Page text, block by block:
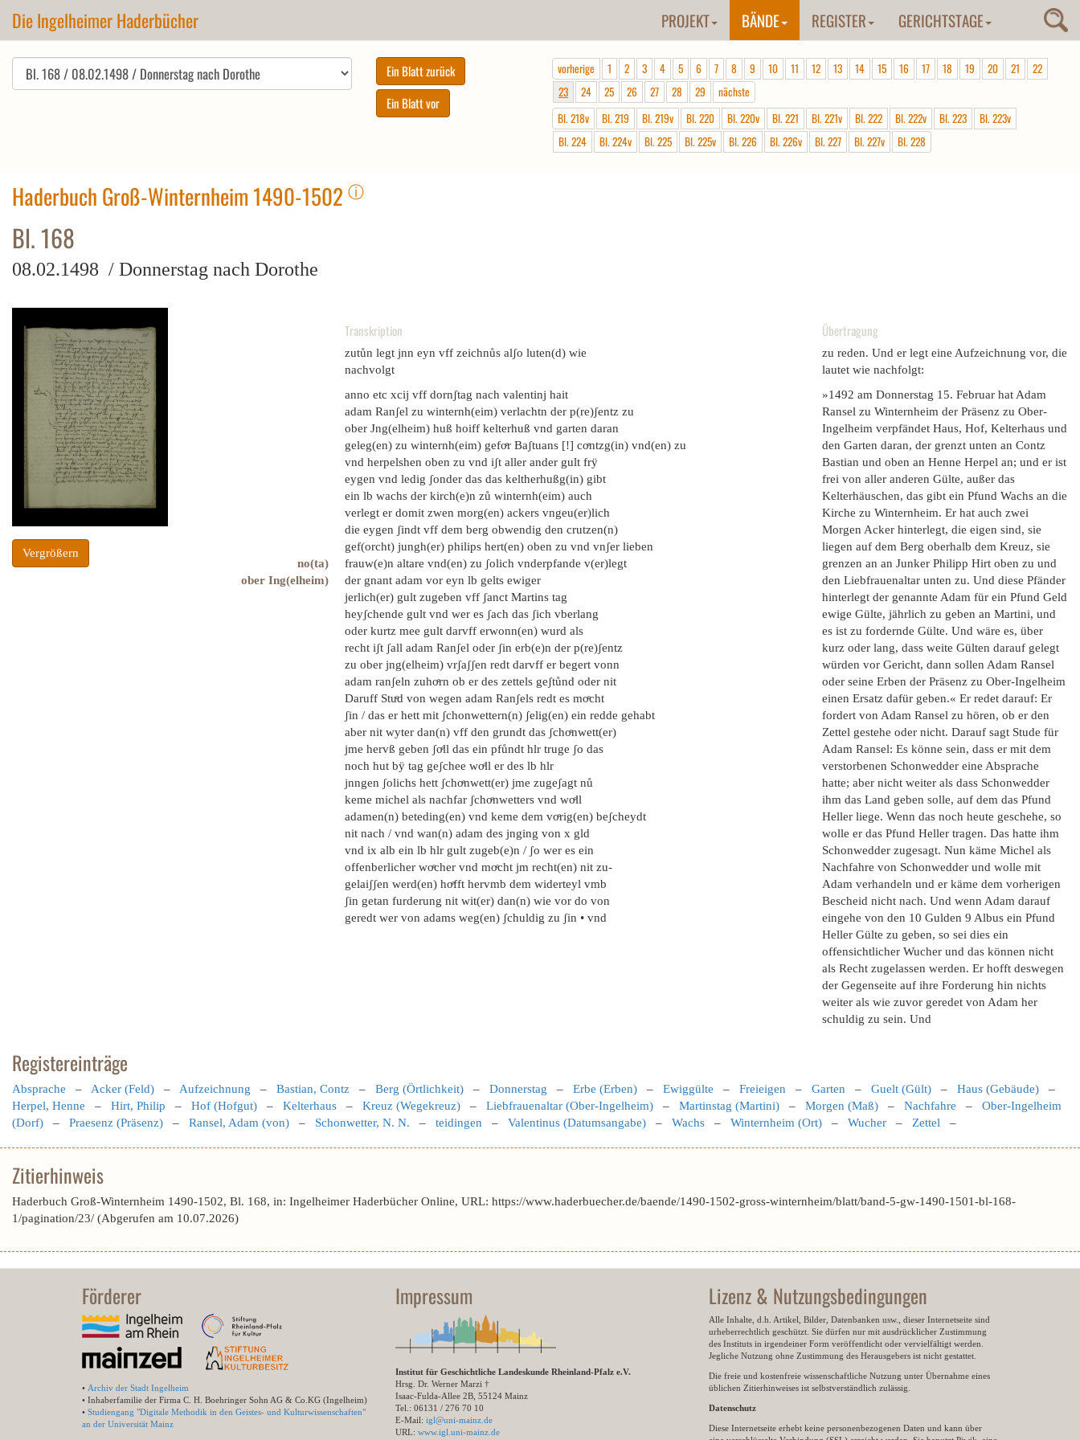
Die Ingelheimer Haderbücher PROJEKT BÄNDE REGISTER GERICHTSTAGE
vorherige 1 2 3 4 5 6 7 8 9 10 11 12 13 14 15 16 17 18 19 20 21
22
23
24 25 26 27 28 29
nächste
Bl. 218v
Bl. 219 Bl. 219v Bl. 220 Bl. 220v Bl. 221 Bl. 221v Bl. 222 Bl. 222v Bl. 223
Bl. 223v
Bl. 224
Bl. 224v Bl. 225 Bl. 225v Bl. 226 Bl. 226v Bl. 227 Bl. 227v Bl. 228
Haderbuch Groß-Winternheim 1490-1502 ⓘ
Bl. 168
08.02.1498 / Donnerstag nach Dorothe
Vergrößern
Transkription
zutůn legt jnn eyn vff zeichnůs alʃo luten(d) wie
nachvolgt
anno etc xcij vff dornʃtag nach valentinj hait
adam Ranʃel zu winternh(eim) verlachtn der p(re)ʃentz zu
ober Jng(elheim) huß hoiff kelterhuß vnd garten daran
geleg(en) zu winternh(eim) gefoͤr Baʃtuans [!] coͤntzg(in) vnd(en) zu
vnd herpelshen oben zu vnd iʃt aller ander gult frÿ
eygen vnd ledig ʃonder das das keltherhußg(in) gibt
ein lb wachs der kirch(e)n zů winternh(eim) auch
verlegt er domit zwen morg(en) ackers vngeu(er)lich
die eygen ʃindt vff dem berg obwendig den crutzen(n)
gef(orcht) jungh(er) philips hert(en) oben zu vnd vnʃer lieben
no(ta)
frauw(e)n altare vnd(en) zu ʃolich vnderpfande v(er)legt
ober Ing(elheim)
der gnant adam vor eyn lb gelts ewiger
jerlich(er) gult zugeben vff ʃanct Martins tag
heyʃchende gult vnd wer es ʃach das ʃich vberlang
oder kurtz mee gult darvff erwonn(en) wurd als
recht iʃt ʃall adam Ranʃel oder ʃin erb(e)n der p(re)ʃentz
zu ober jng(elheim) vrʃaʃʃen redt darvff er begert vonn
adam ranʃeln zuhoͤrn ob er des zettels geʃtůnd oder nit
Daruff Stuͤd von wegen adam Ranʃels redt es moͤcht
ʃin / das er hett mit ʃchonwettern(n) ʃelig(en) ein redde gehabt
aber nit wyter dan(n) vff den grundt das ʃchoͤnwett(er)
jme hervß geben ʃoͤll das ein pfůndt hlr truge ʃo das
noch hut bÿ tag geʃchee woͤll er des lb hlr
jnngen ʃolichs hett ʃchoͤnwett(er) jme zugeʃagt nů
keme michel als nachfar ʃchoͤnwetters vnd woͤll
adamen(n) beteding(en) vnd keme dem voͤrig(en) beʃcheydt
nit nach / vnd wan(n) adam des jnging von x gld
vnd ix alb ein lb hlr gult zugeb(e)n / ʃo wer es ein
offenberlicher woͤcher vnd moͤcht jm recht(en) nit zu-
gelaiʃʃen werd(en) hoͤfft hervmb dem widerteyl vmb
ʃin getan furderung nit wit(er) dan(n) wie vor do von
geredt wer von adams weg(en) ʃchuldig zu ʃin • vnd
Übertragung
zu reden. Und er legt eine Aufzeichnung vor, die
lautet wie nachfolgt:
»1492 am Donnerstag 15. Februar hat Adam
Ransel zu Winternheim der Präsenz zu Ober-
Ingelheim verpfändet Haus, Hof, Kelterhaus und
den Garten daran, der grenzt unten an Contz
Bastian und oben an Henne Herpel an; und er ist
frei von aller anderen Gülte, außer das
Kelterhäuschen, das gibt ein Pfund Wachs an die
Kirche zu Winternheim. Er hat auch zwei
Morgen Acker hinterlegt, die eigen sind, sie
liegen auf dem Berg oberhalb dem Kreuz, sie
grenzen an an Junker Philipp Hirt oben zu und
den Liebfrauenaltar unten zu. Und diese Pfänder
hinterlegt der genannte Adam für ein Pfund Geld
ewige Gülte, jährlich zu geben an Martini, und
es ist zu fordernde Gülte. Und wäre es, über
kurz oder lang, dass weite Gülten darauf gelegt
würden vor Gericht, dann sollen Adam Ransel
oder seine Erben der Präsenz zu Ober-Ingelheim
einen Ersatz dafür geben.« Er redet darauf: Er
fordert von Adam Ransel zu hören, ob er den
Zettel gestehe oder nicht. Darauf sagt Stude für
Adam Ransel: Es könne sein, dass er mit dem
verstorbenen Schonwedder eine Absprache
hatte; aber nicht weiter als dass Schonwedder
ihm das Land geben solle, auf dem das Pfund
Heller liege. Wenn das noch heute geschehe, so
wolle er das Pfund Heller tragen. Das hatte ihm
Schonwedder zugesagt. Nun käme Michel als
Nachfahre von Schonwedder und wolle mit
Adam verhandeln und er käme dem vorherigen
Bescheid nicht nach. Und wenn Adam darauf
eingehe von den 10 Gulden 9 Albus ein Pfund
Heller Gülte zu geben, so sei dies ein
offensichtlicher Wucher und das können nicht
als Recht zugelassen werden. Er hofft deswegen
der Gegenseite auf ihre Forderung hin nichts
weiter als wie zuvor geredet von Adam her
schuldig zu sein. Und
Registereinträge
Absprache – Acker (Feld) – Aufzeichnung – Bastian, Contz – Berg (Örtlichkeit) – Donnerstag – Erbe (Erben) – Ewiggülte – Freieigen – Garten – Guelt (Gült) – Haus (Gebäude) –
Herpel, Henne – Hirt, Philip – Hof (Hofgut) – Kelterhaus – Kreuz (Wegekreuz) – Liebfrauenaltar (Ober-Ingelheim) – Martinstag (Martini) – Morgen (Maß) – Nachfahre – Ober-Ingelheim
(Dorf) – Praesenz (Präsenz) – Ransel, Adam (von) – Schonwetter, N. N. – teidingen – Valentinus (Datumsangabe) – Wachs – Winternheim (Ort) – Wucher – Zettel –
Zitierhinweis
Haderbuch Groß-Winternheim 1490-1502, Bl. 168, in: Ingelheimer Haderbücher Online, URL: https://www.haderbuecher.de/baende/1490-1502-gross-winternheim/blatt/band-5-gw-1490-1501-bl-168-
1/pagination/23/ (Abgerufen am 10.07.2026)
Förderer
• Archiv der Stadt Ingelheim
• Inhaberfamilie der Firma C. H. Boehringer Sohn AG & Co.KG (Ingelheim)
• Studiengang "Digitale Methodik in den Geistes- und Kulturwissenschaften"
an der Universität Mainz
Impressum
Institut für Geschichtliche Landeskunde Rheinland-Pfalz e.V.
Hrsg. Dr. Werner Marzi †
Isaac-Fulda-Allee 2B, 55124 Mainz
Tel.: 06131 / 276 70 10
E-Mail: igl@uni-mainz.de
URL: www.igl.uni-mainz.de
Lizenz & Nutzungsbedingungen
Alle Inhalte, d.h. Artikel, Bilder, Datenbanken usw., dieser Internetseite sind
urheberrechtlich geschützt. Sie dürfen nur mit ausdrücklicher Zustimmung
des Instituts in irgendeiner Form veröffentlicht oder vervielfältigt werden.
Jegliche Nutzung ohne Zustimmung des Herausgebers ist nicht gestattet.
Die freie und kostenfreie wissenschaftliche Nutzung unter Übernahme eines
üblichen Zitierhinweises ist selbstverständlich zulässig.
Datenschutz
Diese Internetseite erhebt keine personenbezogenen Daten und kann über